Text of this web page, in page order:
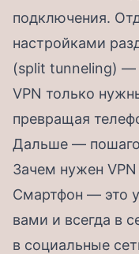
подключения.
настройками
(split tunneling) —
VPN только
превращая
Дальше —
Зачем нужен
Смартфон — это
вами и всегда в
в социальные